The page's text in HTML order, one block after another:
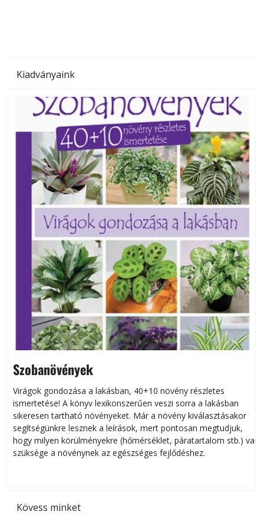
Kiadványaink
Szobanövények
Virágok gondozása a lakásban, 40+10 növény részletes
ismertetése! A könyv lexikonszerűen veszi sorra a lakásban
sikeresen tart­ha­tó növényeket. Már a növény kiválasztásakor
segítségünkre lesznek a leírások, mert pontosan megtudjuk,
hogy milyen körülményekre (hőmérséklet, páratartalom stb.) van
szüksége a növénynek az egészséges fejlődéshez.
Kövess minket